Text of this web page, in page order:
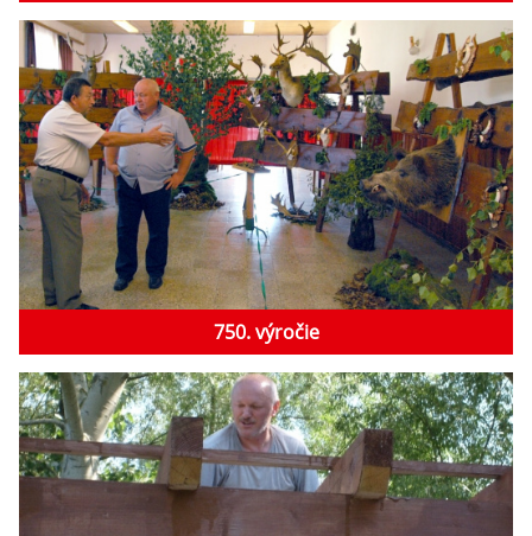
750. výročie